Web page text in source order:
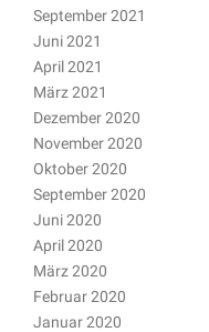
September 2021
Juni 2021
April 2021
März 2021
Dezember 2020
November 2020
Oktober 2020
September 2020
Juni 2020
April 2020
März 2020
Februar 2020
Januar 2020